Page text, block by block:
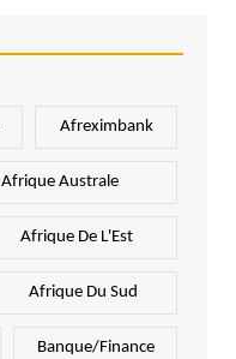
Afreximbank
Afrique Australe
Afrique De L'Est
Afrique Du Sud
Banque/Finance